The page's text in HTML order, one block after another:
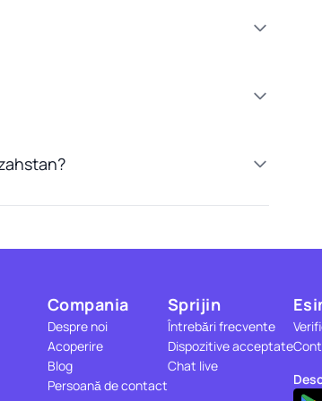
Compania
Despre noi
Acoperire
Blog
Persoană de contact
Sprijin
Întrebări frecvente
Dispozitive acceptate
Chat live
Cont